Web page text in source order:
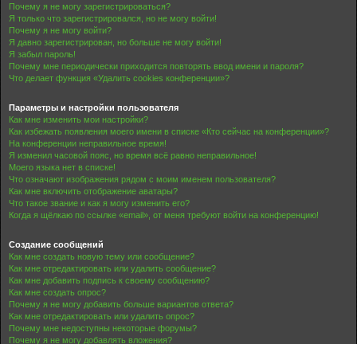
Почему я не могу зарегистрироваться?
Я только что зарегистрировался, но не могу войти!
Почему я не могу войти?
Я давно зарегистрирован, но больше не могу войти!
Я забыл пароль!
Почему мне периодически приходится повторять ввод имени и пароля?
Что делает функция «Удалить cookies конференции»?
Параметры и настройки пользователя
Как мне изменить мои настройки?
Как избежать появления моего имени в списке «Кто сейчас на конференции»?
На конференции неправильное время!
Я изменил часовой пояс, но время всё равно неправильное!
Моего языка нет в списке!
Что означают изображения рядом с моим именем пользователя?
Как мне включить отображение аватары?
Что такое звание и как я могу изменить его?
Когда я щёлкаю по ссылке «email», от меня требуют войти на конференцию!
Создание сообщений
Как мне создать новую тему или сообщение?
Как мне отредактировать или удалить сообщение?
Как мне добавить подпись к своему сообщению?
Как мне создать опрос?
Почему я не могу добавить больше вариантов ответа?
Как мне отредактировать или удалить опрос?
Почему мне недоступны некоторые форумы?
Почему я не могу добавлять вложения?